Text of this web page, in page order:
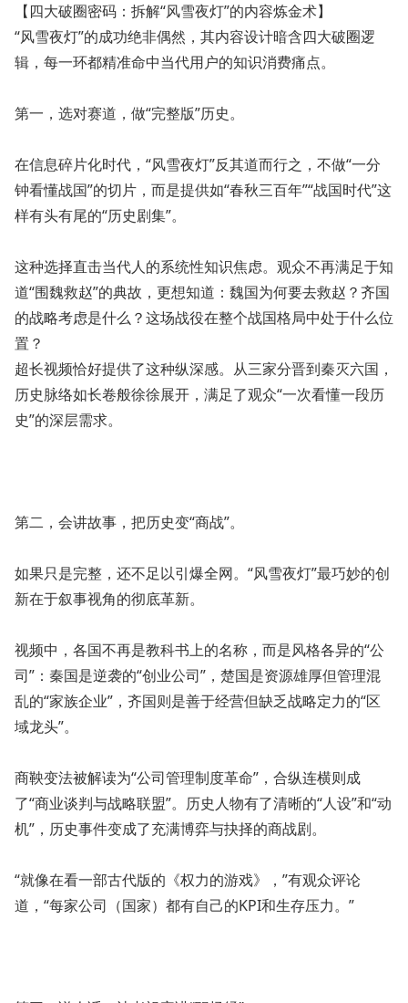
【四大破圈密码：拆解“风雪夜灯”的内容炼金术】
“风雪夜灯”的成功绝非偶然，其内容设计暗含四大破圈逻
辑，每一环都精准命中当代用户的知识消费痛点。
第一，选对赛道，做“完整版”历史。
在信息碎片化时代，“风雪夜灯”反其道而行之，不做“一分
钟看懂战国”的切片，而是提供如“春秋三百年”“战国时代”这
样有头有尾的“历史剧集”。
这种选择直击当代人的系统性知识焦虑。观众不再满足于知
道“围魏救赵”的典故，更想知道：魏国为何要去救赵？齐国
的战略考虑是什么？这场战役在整个战国格局中处于什么位
置？
超长视频恰好提供了这种纵深感。从三家分晋到秦灭六国，
历史脉络如长卷般徐徐展开，满足了观众“一次看懂一段历
史”的深层需求。
第二，会讲故事，把历史变“商战”。
如果只是完整，还不足以引爆全网。“风雪夜灯”最巧妙的创
新在于叙事视角的彻底革新。
视频中，各国不再是教科书上的名称，而是风格各异的“公
司”：秦国是逆袭的“创业公司”，楚国是资源雄厚但管理混
乱的“家族企业”，齐国则是善于经营但缺乏战略定力的“区
域龙头”。
商鞅变法被解读为“公司管理制度革命”，合纵连横则成
了“商业谈判与战略联盟”。历史人物有了清晰的“人设”和“动
机”，历史事件变成了充满博弈与抉择的商战剧。
“就像在看一部古代版的《权力的游戏》，”有观众评论
道，“每家公司（国家）都有自己的KPI和生存压力。”